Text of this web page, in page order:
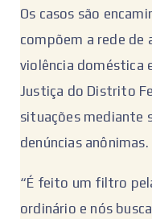
Os casos são
compõem a rede de
violência doméstica
Justiça do Distrito
situações mediante
denúncias anônimas.
“É feito um filtro
ordinário e nós